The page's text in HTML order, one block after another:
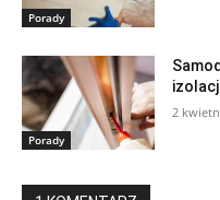
Porady
Porady
2